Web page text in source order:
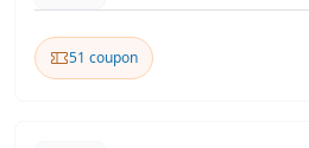
51 coupon